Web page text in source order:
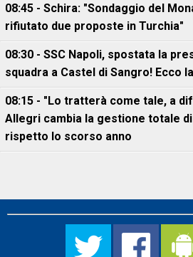
08:45 - Schira: "Sondaggio del
rifiutato due proposte in Turchia"
08:30 - SSC Napoli, spostata la
squadra a Castel di Sangro! Ecco
08:15 - "Lo tratterà come tale, a
Allegri cambia la gestione totale
rispetto lo scorso anno